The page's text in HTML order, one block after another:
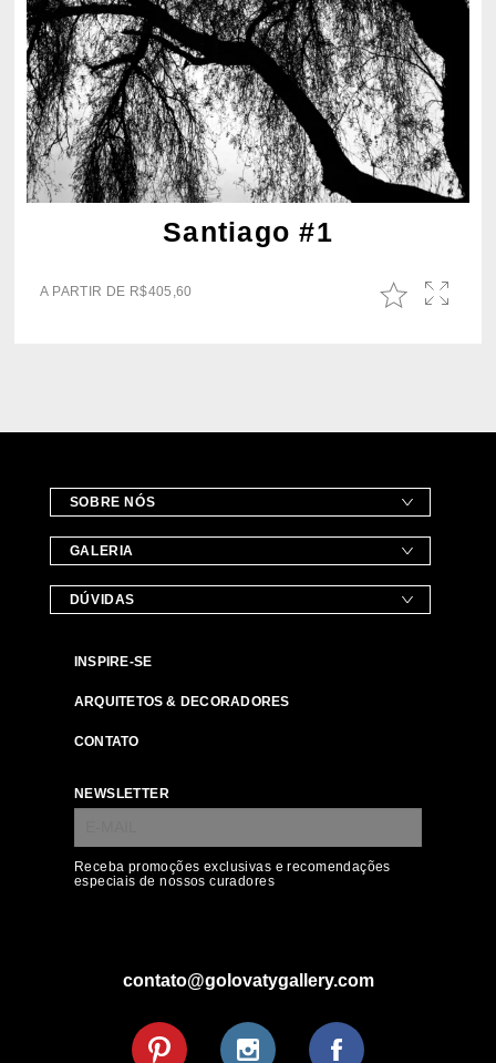
Santiago #1
A PARTIR DE R$405,60
SOBRE NÓS
GALERIA
DÚVIDAS
INSPIRE-SE
ARQUITETOS & DECORADORES
CONTATO
NEWSLETTER
Receba promoções exclusivas e recomendações
especiais de nossos curadores
contato@golovatygallery.com